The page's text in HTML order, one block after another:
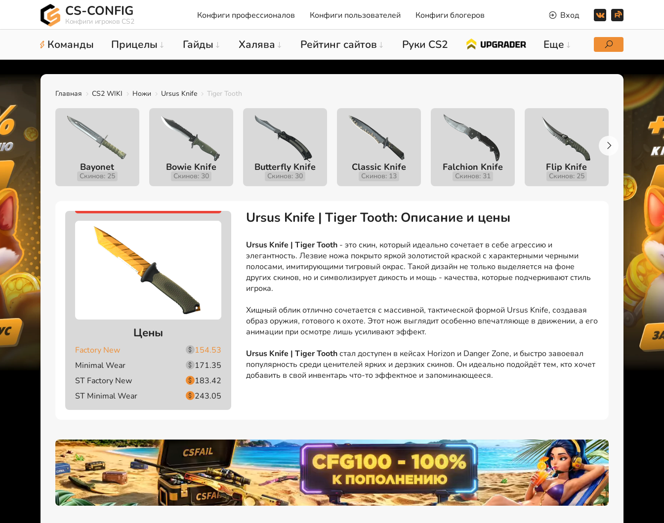
CS-CONFIG
Конфиги игроков CS2
Конфиги профессионалов Конфиги пользователей Конфиги блогеров Вход
Команды Прицелы Гайды Халява Рейтинг сайтов Руки CS2 Еще
Главная CS2 WIKI Ножи Ursus Knife Tiger Tooth
Bayonet
Скинов: 25
Bowie Knife
Скинов: 30
Butterfly Knife
Скинов: 30
Classic Knife
Скинов: 13
Falchion Knife
Скинов: 31
Flip Knife
Скинов: 25
Gut
Цены
Factory New
154.53
Minimal Wear
171.35
ST Factory New
183.42
ST Minimal Wear
243.05
Ursus Knife | Tiger Tooth: Описание и цены
Ursus Knife | Tiger Tooth - это скин, который идеально сочетает в себе агрессию и
элегантность. Лезвие ножа покрыто яркой золотистой краской с характерными черными
полосами, имитирующими тигровый окрас. Такой дизайн не только выделяется на фоне
других скинов, но и символизирует дикость и мощь - качества, которые подчеркивают стиль
игрока.
Хищный облик отлично сочетается с массивной, тактической формой Ursus Knife, создавая
образ оружия, готового к охоте. Этот нож выглядит особенно впечатляюще в движении, а его
анимации при осмотре лишь усиливают эффект.
Ursus Knife | Tiger Toothстал доступен в кейсах Horizon и Danger Zone, и быстро завоевал
популярность среди ценителей ярких и дерзких скинов. Он идеально подойдёт тем, кто хочет
добавить в свой инвентарь что-то эффектное и запоминающееся.